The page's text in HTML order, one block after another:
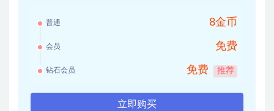
普通 8金币
会员 免费
钻石会员 免费 推荐
立即购买